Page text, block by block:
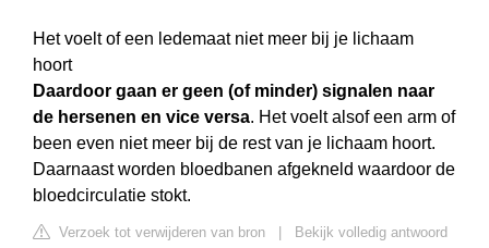
Het voelt of een ledemaat niet meer bij je lichaam
hoort
Daardoor gaan er geen (of minder) signalen naar
de hersenen en vice versa. Het voelt alsof een arm of
been even niet meer bij de rest van je lichaam hoort.
Daarnaast worden bloedbanen afgekneld waardoor de
bloedcirculatie stokt.
Verzoek tot verwijderen van bron
Bekijk volledig antwoord